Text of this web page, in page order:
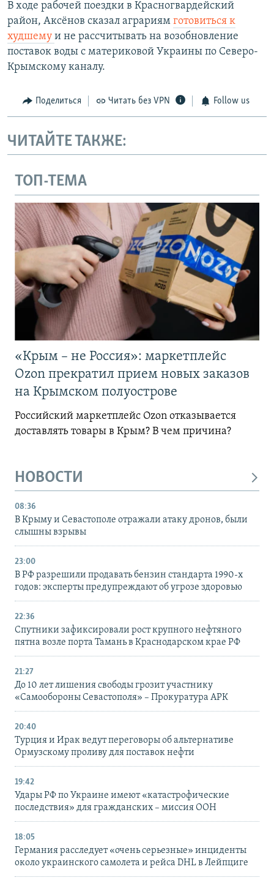
В ходе рабочей поездки в Красногвардейский
район, Аксёнов сказал аграриям готовиться к
худшему и не рассчитывать на возобновление
поставок воды с материковой Украины по Северо-
Крымскому каналу.
Поделиться Читать без VPN Follow us
ЧИТАЙТЕ ТАКЖЕ:
ТОП-ТЕМА
«Крым – не Россия»: маркетплейс
Ozon прекратил прием новых заказов
на Крымском полуострове
Российский маркетплейс Ozon отказывается
доставлять товары в Крым? В чем причина?
НОВОСТИ
08:36
В Крыму и Севастополе отражали атаку дронов, были
слышны взрывы
23:00
В РФ разрешили продавать бензин стандарта 1990-х
годов: эксперты предупреждают об угрозе здоровью
22:36
Спутники зафиксировали рост крупного нефтяного
пятна возле порта Тамань в Краснодарском крае РФ
21:27
До 10 лет лишения свободы грозит участнику
«Самообороны Севастополя» – Прокуратура АРК
20:40
Турция и Ирак ведут переговоры об альтернативе
Ормузскому проливу для поставок нефти
19:42
Удары РФ по Украине имеют «катастрофические
последствия» для гражданских – миссия ООН
18:05
Германия расследует «очень серьезные» инциденты
около украинского самолета и рейса DHL в Лейпциге